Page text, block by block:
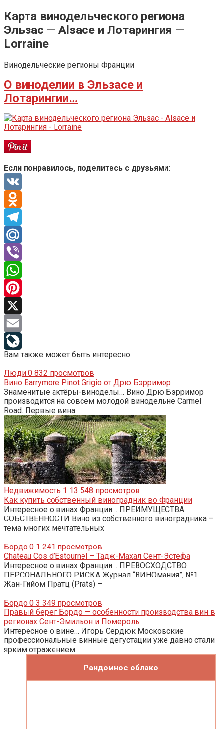
Карта винодельческого региона
Эльзас — Alsace и Лотарингия —
Lorraine
Винодельческие регионы Франции
О виноделии в Эльзасе и
Лотарингии…
Если понравилось, поделитесь с друзьями:
VK
Odnoklassniki
Telegram
Mail.Ru
Viber
WhatsApp
Pinterest
X
Email
LiveJournal
Вам также может быть интересно
Люди 0 832 просмотров
Вино Barrymore Pinot Grigio от Дрю Бэрримор
Знаменитые актёры-виноделы… Вино Дрю Бэрримор
производится на совсем молодой винодельне Carmel
Road. Первые вина
Недвижимость 1 13 548 просмотров
Как купить собственный виноградник во Франции
Интересное о винах Франции… ПРЕИМУЩЕСТВА
СОБСТВЕННОСТИ Вино из собственного виноградника –
тема многих мечтательных
Бордо 0 1 241 просмотров
Chateau Cos d’Estournel – Тадж-Махал Сент-Эстефа
Интересное о винах Франции… ПРЕВОСХОДСТВО
ПЕРСОНАЛЬНОГО РИСКА Журнал “ВИНОмания”, №1
Жан-Гийом Пратц (Prats) –
Бордо 0 3 349 просмотров
Правый берег Бордо — особенности производства вин в
регионах Сент-Эмильон и Помероль
Интересное о вине… Игорь Сердюк Московские
профессиональные винные дегустации уже давно стали
ярким отражением
Рандомное облако